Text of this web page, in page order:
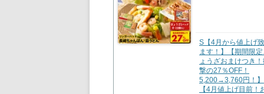
S【4月から値上げ
ます！】【期間限
ょうざおまけつき
撃の27％OFF！
5,200→3,760円！】
【4月値上げ目前！